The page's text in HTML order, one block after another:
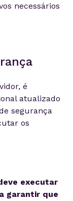
necessários
é
atualizado
segurança
os
executar
garantir que